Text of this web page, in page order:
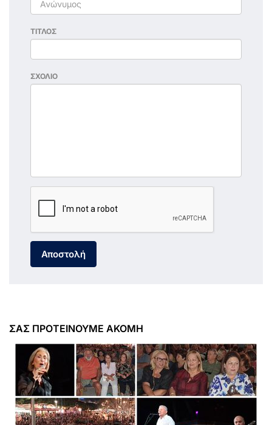
ΤΙΤΛΟΣ
ΣΧΟΛΙΟ
Αποστολή
ΣΑΣ ΠΡΟΤΕΙΝΟΥΜΕ ΑΚΟΜΗ